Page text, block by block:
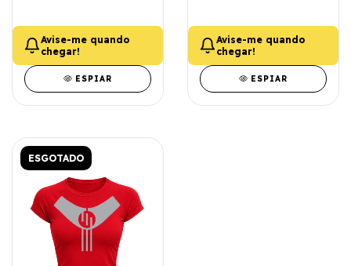
Avise-me quando
chegar!
ESPIAR
Avise-me quando
chegar!
ESPIAR
ESGOTADO